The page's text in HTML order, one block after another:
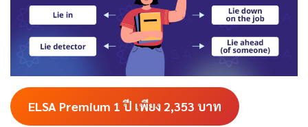
ELSA Premium 1 ปี เพียง 2,353 บาท